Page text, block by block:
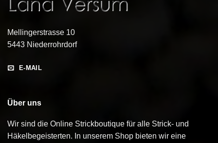
Mellingerstrasse 10
5443 Niederrohrdorf
E-MAIL
Über uns
Wir sind die Online Strickboutique für alle Strick- und
Häkelbegeisterten. In unserem Shop bieten wir eine